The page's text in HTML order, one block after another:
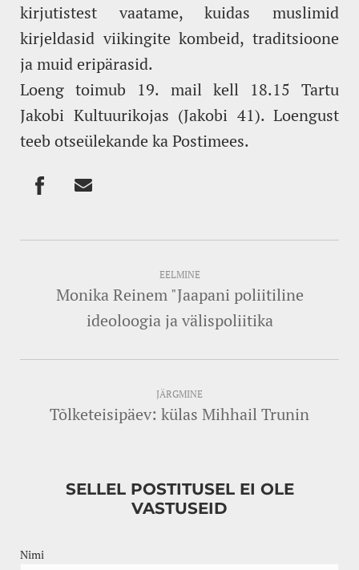
kirjutistest vaatame, kuidas muslimid
kirjeldasid viikingite kombeid, traditsioone
ja muid eripärasid.
Loeng toimub 19. mail kell 18.15 Tartu
Jakobi Kultuurikojas (Jakobi 41). Loengust
teeb otseülekande ka Postimees.
EELMINE
Monika Reinem "Jaapani poliitiline
ideoloogia ja välispoliitika
JÄRGMINE
Tõlketeisipäev: külas Mihhail Trunin
SELLEL POSTITUSEL EI OLE
VASTUSEID
Nimi